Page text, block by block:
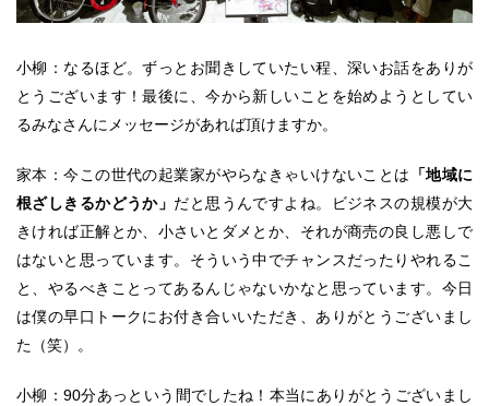
小柳：なるほど。ずっとお聞きしていたい程、深いお話をありが
とうございます！最後に、今から新しいことを始めようとしてい
るみなさんにメッセージがあれば頂けますか。
家本：今この世代の起業家がやらなきゃいけないことは
「地域に
根ざしきるかどうか」 だと思うんですよね。ビジネスの規模が大
きければ正解とか、小さいとダメとか、それが商売の良し悪しで
はないと思っています。そういう中でチャンスだったりやれるこ
と、やるべきことってあるんじゃないかなと思っています。今日
は僕の早口トークにお付き合いいただき、ありがとうございまし
た（笑）。
小柳：90分あっという間でしたね！本当にありがとうございまし